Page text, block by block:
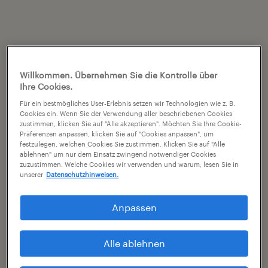
Willkommen. Übernehmen Sie die Kontrolle über
Ihre Cookies.
Für ein bestmögliches User-Erlebnis setzen wir Technologien wie z. B.
Cookies ein. Wenn Sie der Verwendung aller beschriebenen Cookies
zustimmen, klicken Sie auf "Alle akzeptieren". Möchten Sie Ihre Cookie-
Präferenzen anpassen, klicken Sie auf "Cookies anpassen", um
festzulegen, welchen Cookies Sie zustimmen. Klicken Sie auf "Alle
ablehnen" um nur dem Einsatz zwingend notwendiger Cookies
zuzustimmen. Welche Cookies wir verwenden und warum, lesen Sie in
unserer Datenschutzhinweisen.
Anpassen
Alle ablehnen